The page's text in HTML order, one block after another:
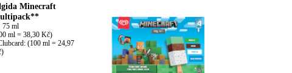
Minecraft
75 ml
ml = 38,30 Kč)
(100 ml = 24,97